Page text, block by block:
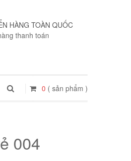
HÀNG TOÀN QUỐC
thanh toán
0 ( sản phẩm )
004